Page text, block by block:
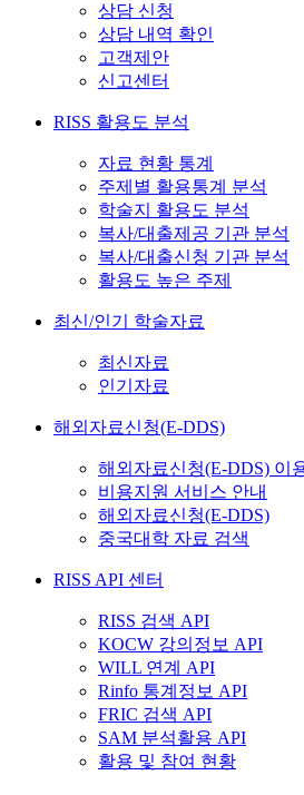
상담 신청
상담 내역 확인
고객제안
신고센터
RISS 활용도 분석
자료 현황 통계
주제별 활용통계 분석
학술지 활용도 분석
복사/대출제공 기관 분석
복사/대출신청 기관 분석
활용도 높은 주제
최신/인기 학술자료
최신자료
인기자료
해외자료신청(E-DDS)
해외자료신청(E-DDS) 이
비용지원 서비스 안내
해외자료신청(E-DDS)
중국대학 자료 검색
RISS API 센터
RISS 검색 API
KOCW 강의정보 API
WILL 연계 API
Rinfo 통계정보 API
FRIC 검색 API
SAM 분석활용 API
활용 및 참여 현황